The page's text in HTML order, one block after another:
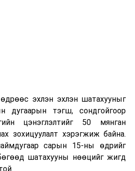
эхлэн эхлэн шатахууныг
дугаарын тэгш, сондгойгоор
цэнэглэлтийг 50 мянган
зохицуулалт хэрэгжиж байна.
сарын 15-ны өдрийг
шатахууны нөөцийг жигд